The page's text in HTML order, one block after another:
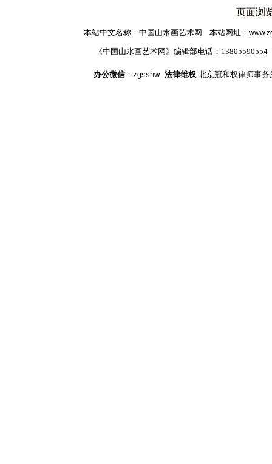
页面浏
本站中文名称：中国山水画艺术网 本站网址 ：
《中国山水画艺术网》编辑部电话：
办公微信：zgsshw 法律维权:北京冠和权律师事